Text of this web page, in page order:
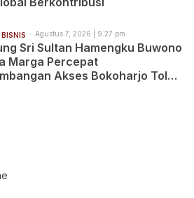
Agustus 7, 2026 | 9:27 pm
Sri Sultan Hamengku Buwono
Marga Percepat
Akses Bokoharjo Tol